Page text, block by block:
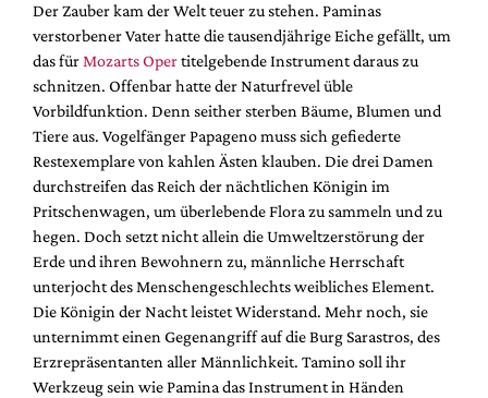
Newsletter
Redaktion
Autor:innen
Partner
Mediadaten
Suche
Der Zauber kam der Welt teuer zu stehen. Paminas
verstorbener Vater hatte die tausendjährige Eiche gefällt, um
das für Mozarts Opertitelgebende Instrument daraus zu
schnitzen. Offenbar hatte der Naturfrevel üble
Vorbildfunktion. Denn seither sterben Bäume, Blumen und
Tiere aus. Vogelfänger Papageno muss sich gefiederte
Restexemplare von kahlen Ästen klauben. Die drei Damen
durchstreifen das Reich der nächtlichen Königin im
Pritschenwagen, um überlebende Flora zu sammeln und zu
hegen. Doch setzt nicht allein die Umweltzerstörung der
Erde und ihren Bewohnern zu, männliche Herrschaft
unterjocht des Menschengeschlechts weibliches Element.
Die Königin der Nacht leistet Widerstand. Mehr noch, sie
unternimmt einen Gegenangriff auf die Burg Sarastros, des
Erzrepräsentanten aller Männlichkeit. Tamino soll ihr
Werkzeug sein wie Pamina das Instrument in Händen